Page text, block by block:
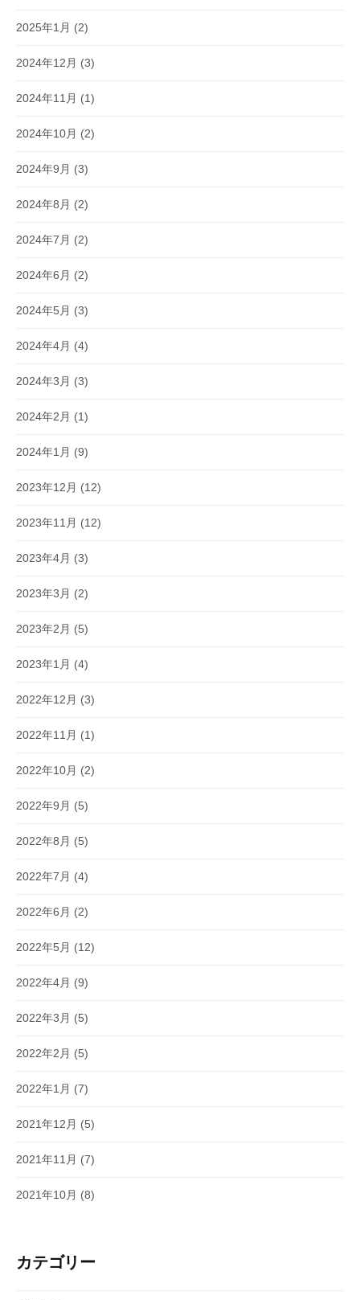
2025年1月 (2)
2024年12月 (3)
2024年11月 (1)
2024年10月 (2)
2024年9月 (3)
2024年8月 (2)
2024年7月 (2)
2024年6月 (2)
2024年5月 (3)
2024年4月 (4)
2024年3月 (3)
2024年2月 (1)
2024年1月 (9)
2023年12月 (12)
2023年11月 (12)
2023年4月 (3)
2023年3月 (2)
2023年2月 (5)
2023年1月 (4)
2022年12月 (3)
2022年11月 (1)
2022年10月 (2)
2022年9月 (5)
2022年8月 (5)
2022年7月 (4)
2022年6月 (2)
2022年5月 (12)
2022年4月 (9)
2022年3月 (5)
2022年2月 (5)
2022年1月 (7)
2021年12月 (5)
2021年11月 (7)
2021年10月 (8)
カテゴリー